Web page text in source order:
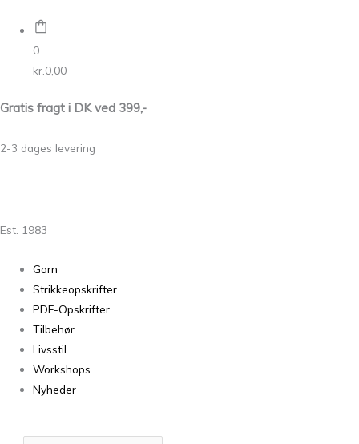
0
kr. 0,00
Gratis fragt i DK ved 399,-
2-3 dages levering
Est. 1983
Garn
Strikkeopskrifter
PDF-Opskrifter
Tilbehør
Livsstil
Workshops
Nyheder